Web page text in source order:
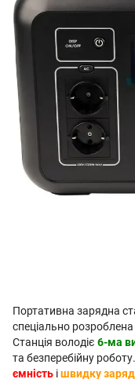
Портативна зарядна
спеціально розроблена
Станція володіє 6-ма
та безперебійну
ємність ішвидку